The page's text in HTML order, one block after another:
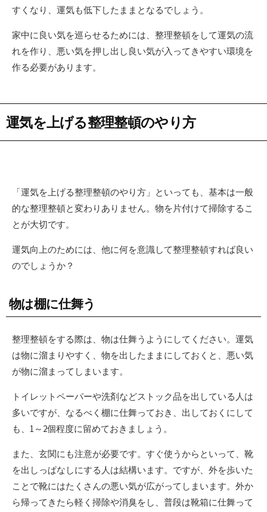
すくなり、運気も低下したままとなるでしょう。
家中に良い気を巡らせるためには、整理整頓をして運気の流
れを作り、悪い気を押し出し良い気が入ってきやすい環境を
作る必要があります。
運気を上げる整理整頓のやり方
「運気を上げる整理整頓のやり方」といっても、基本は一般
的な整理整頓と変わりありません。物を片付けて掃除するこ
とが大切です。
運気向上のためには、他に何を意識して整理整頓すれば良い
のでしょうか？
物は棚に仕舞う
整理整頓をする際は、物は仕舞うようにしてください。運気
は物に溜まりやすく、物を出したままにしておくと、悪い気
が物に溜まってしまいます。
トイレットペーパーや洗剤などストック品を出している人は
多いですが、なるべく棚に仕舞っておき、出しておくにして
も、1～2個程度に留めておきましょう。
また、玄関にも注意が必要です。すぐ使うからといって、靴
を出しっぱなしにする人は結構います。ですが、外を歩いた
ことで靴にはたくさんの悪い気が広がってしまいます。外か
ら帰ってきたら軽く掃除や消臭をし、普段は靴箱に仕舞って